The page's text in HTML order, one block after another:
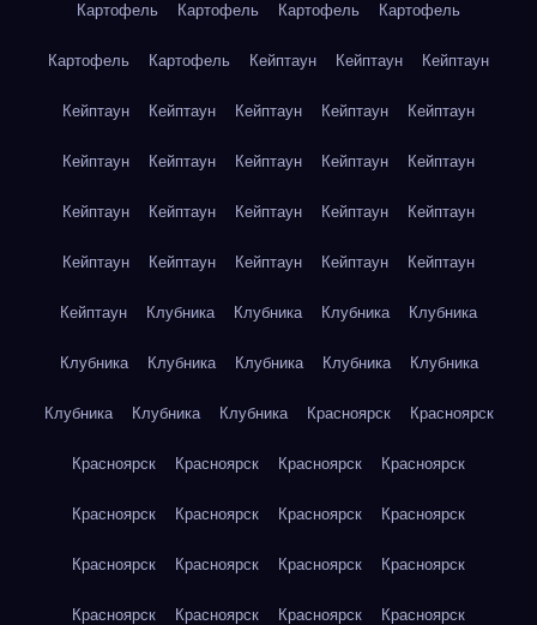
Картофель Картофель Картофель Картофель
Картофель Картофель Кейптаун Кейптаун Кейптаун
Кейптаун Кейптаун Кейптаун Кейптаун Кейптаун
Кейптаун Кейптаун Кейптаун Кейптаун Кейптаун
Кейптаун Кейптаун Кейптаун Кейптаун Кейптаун
Кейптаун Кейптаун Кейптаун Кейптаун Кейптаун
Кейптаун Клубника Клубника Клубника Клубника
Клубника Клубника Клубника Клубника Клубника
Клубника Клубника Клубника Красноярск Красноярск
Красноярск Красноярск Красноярск Красноярск
Красноярск Красноярск Красноярск Красноярск
Красноярск Красноярск Красноярск Красноярск
Красноярск Красноярск Красноярск Красноярск